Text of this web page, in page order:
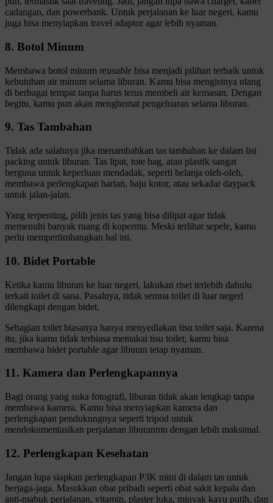
cadangan, dan powerbank. Untuk perjalanan ke luar negeri, kamu
juga bisa menyiapkan travel adaptor agar lebih nyaman.
8. Botol Minum
Membawa botol minum reusable bisa menjadi pilihan terbaik untuk
kebutuhan air minum selama liburan. Kamu bisa mengisinya ulang
di berbagai tempat tanpa harus terus membeli air kemasan. Dengan
begitu, kamu pun akan menghemat pengeluaran selama liburan.
9. Tas Tambahan
Tidak ada salahnya jika menambahkan tas tambahan ke dalam list
packing untuk liburan. Tas lipat, tote bag, atau plastik sangat
berguna untuk keperluan mendadak, seperti belanja oleh-oleh,
membawa perlengkapan harian, baju kotor, atau sekadar daypack
untuk jalan-jalan.
Yang terpenting, pilih jenis tas yang bisa dilipat agar tidak
memenuhi banyak ruang di kopermu. Meski terlihat sepele, kamu
perlu mempertimbangkan hal ini.
10. Bidet Portable
Ketika kamu liburan ke luar negeri, lakukan riset terlebih dahulu
terkait toilet di sana. Pasalnya, tidak semua toilet di luar negeri
dilengkapi dengan bidet.
Sebagian toilet biasanya hanya menyediakan tisu toilet saja. Karena
itu, jika kamu tidak terbiasa memakai tisu toilet, kamu bisa
membawa bidet portable agar liburan tetap nyaman.
11. Kamera dan Perlengkapannya
Bagi orang yang suka fotografi, liburan tidak akan lengkap tanpa
membawa kamera. Kamu bisa menyiapkan kamera dan
perlengkapan pendukungnya seperti tripod untuk
mendokumentasikan perjalanan liburanmu dengan lebih maksimal.
12. Perlengkapan Kesehatan
Jangan lupa siapkan perlengkapan P3K mini di dalam tas untuk
berjaga-jaga. Masukkan obat pribadi seperti obat sakit kepala dan
anti-mabuk perjalanan, vitamin, plaster luka, minyak kayu putih, dan